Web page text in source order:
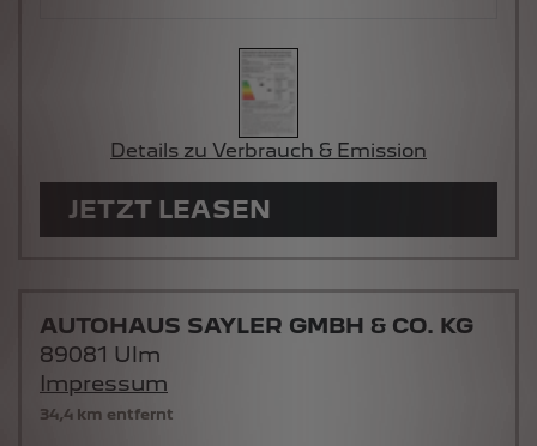
Details zu Verbrauch & Emission
JETZT LEASEN
34,4 km entfernt
AUTOHAUS SAYLER GMBH & CO. KG
89081 Ulm
Impressum